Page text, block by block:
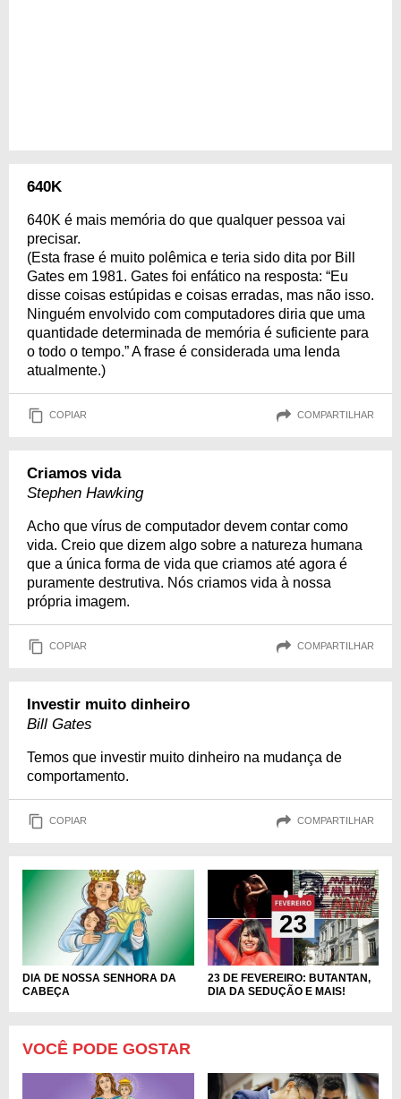
640K
640K é mais memória do que qualquer pessoa vai
precisar.
(Esta frase é muito polêmica e teria sido dita por Bill
Gates em 1981. Gates foi enfático na resposta: “Eu
disse coisas estúpidas e coisas erradas, mas não isso.
Ninguém envolvido com computadores diria que uma
quantidade determinada de memória é suficiente para
o todo o tempo.” A frase é considerada uma lenda
atualmente.)
COPIAR COMPARTILHAR
Criamos vida
Stephen Hawking
Acho que vírus de computador devem contar como
vida. Creio que dizem algo sobre a natureza humana
que a única forma de vida que criamos até agora é
puramente destrutiva. Nós criamos vida à nossa
própria imagem.
COPIAR COMPARTILHAR
Investir muito dinheiro
Bill Gates
Temos que investir muito dinheiro na mudança de
comportamento.
COPIAR COMPARTILHAR
DIA DE NOSSA SENHORA DA
CABEÇA
23 DE FEVEREIRO: BUTANTAN,
DIA DA SEDUÇÃO E MAIS!
VOCÊ PODE GOSTAR